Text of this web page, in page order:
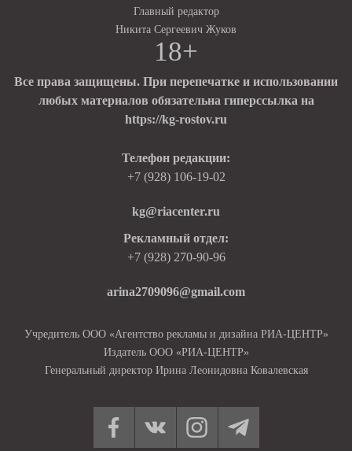
Главный редактор
Никита Сергеевич Жуков
18+
Все права защищены. При перепечатке и использовании
любых материалов обязательна гиперссылка на
https://kg-rostov.ru
Телефон редакции:
+7 (928) 106-19-02
kg@riacenter.ru
Рекламный отдел:
+7 (928) 270-90-96
arina2709096@gmail.com
Учредитель ООО «Агентство рекламы и дизайна РИА-ЦЕНТР»
Издатель ООО «РИА-ЦЕНТР»
Генеральный директор Ирина Леонидовна Ковалевская